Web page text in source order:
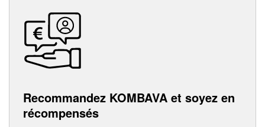
Recommandez KOMBAVA et soyez en
récompensés